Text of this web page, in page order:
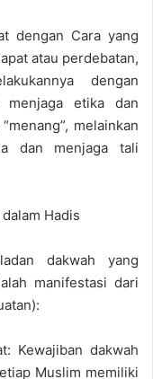
atau perdebatan,
dengan
etika dan
melainkan
dan menjaga tali
Hadis
dakwah yang
manifestasi dari
Kewajiban dakwah
Muslim memiliki